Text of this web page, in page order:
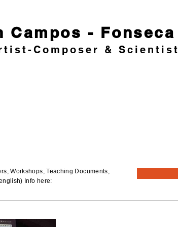
Campos - Fonseca
Composer & Scientist
Workshops, Teaching Documents,
Info here: